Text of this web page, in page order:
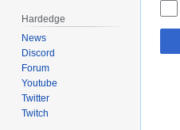
Hardedge
News
Discord
Forum
Youtube
Twitter
Twitch